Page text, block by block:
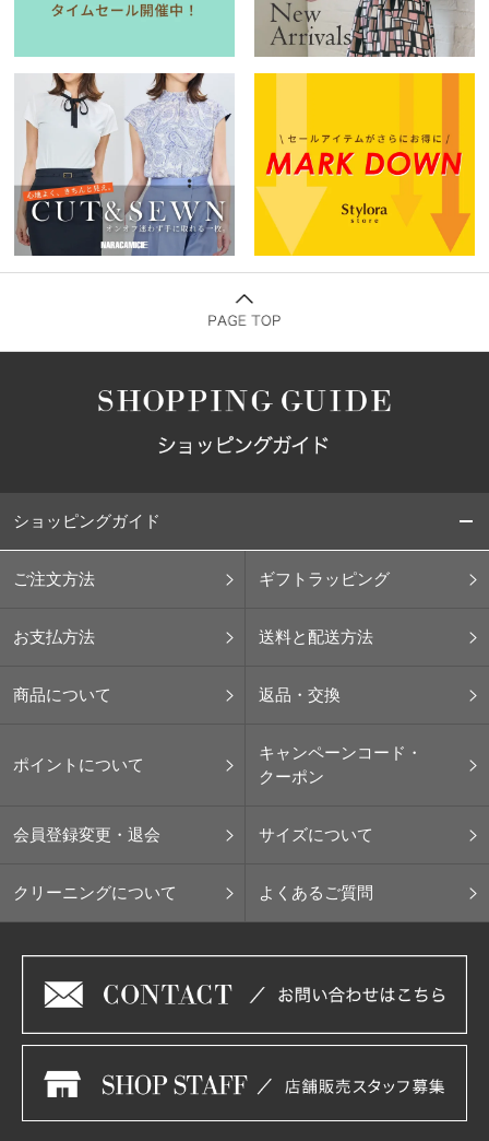
ショッピングガイド
ご注文方法 ギフトラッピング
お支払方法 送料と配送方法
商品について 返品・交換
ポイントについて
キャンペーンコード・
クーポン
会員登録変更・退会 サイズについて
クリーニングについて よくあるご質問